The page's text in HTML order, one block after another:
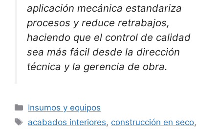
aplicación mecánica estandariza
procesos y reduce retrabajos,
haciendo que el control de calidad
sea más fácil desde la dirección
técnica y la gerencia de obra.
Categorías
Insumos y equipos
Etiquetas
acabados interiores, construcción en seco,